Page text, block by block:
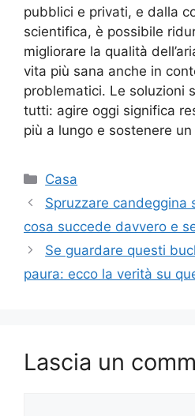
pubblici e privati, e dalla
scientifica, è possibile
migliorare la qualità
vita più sana anche in
problematici. Le soluzioni
tutti: agire oggi significa
più a lungo e sostenere
Categorie
Casa
Spruzzare candeggina
cosa succede davvero e
Se guardare questi
paura: ecco la verità su
Lascia un